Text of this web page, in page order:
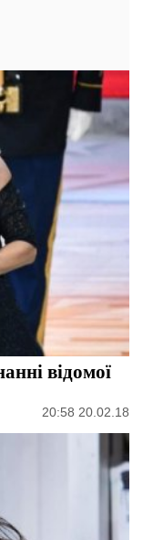
відомої
20:58 20.02.18